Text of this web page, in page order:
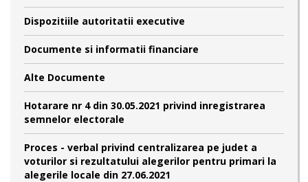
Dispozitiile autoritatii executive
Documente si informatii financiare
Alte Documente
Hotarare nr 4 din 30.05.2021 privind inregistrarea
semnelor electorale
Proces - verbal privind centralizarea pe judet a
voturilor si rezultatului alegerilor pentru primari la
alegerile locale din 27.06.2021